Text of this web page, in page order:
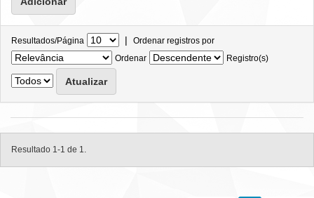
Resultados/Página | Ordenar registros por
Ordenar
Registro(s)
Resultado 1-1 de 1.